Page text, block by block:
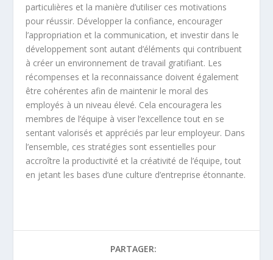
particulières et la manière d’utiliser ces motivations
pour réussir. Développer la confiance, encourager
l’appropriation et la communication, et investir dans le
développement sont autant d’éléments qui contribuent
à créer un environnement de travail gratifiant. Les
récompenses et la reconnaissance doivent également
être cohérentes afin de maintenir le moral des
employés à un niveau élevé. Cela encouragera les
membres de l’équipe à viser l’excellence tout en se
sentant valorisés et appréciés par leur employeur. Dans
l’ensemble, ces stratégies sont essentielles pour
accroître la productivité et la créativité de l’équipe, tout
en jetant les bases d’une culture d’entreprise étonnante.
PARTAGER: